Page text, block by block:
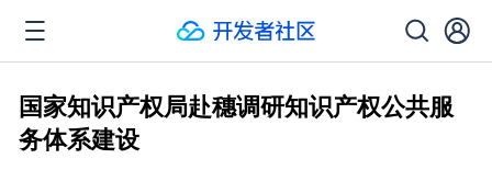
国家知识产权局赴穗调研知识产权公共服
务体系建设